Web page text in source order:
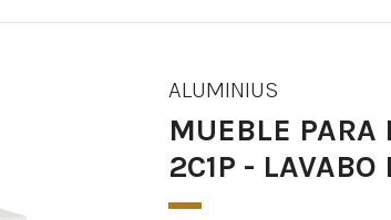
ALUMINIUS
MUEBLE PARA
2C1P - LAVABO